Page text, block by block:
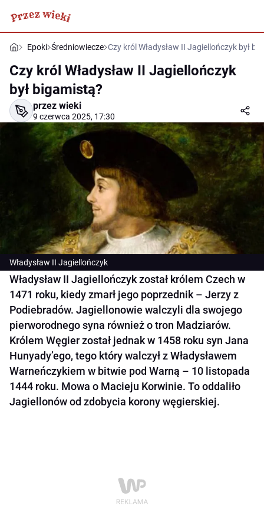
Epoki Średniowiecze Czy król Władysław II Jagiellończyk był
Czy król Władysław II Jagiellończyk
był bigamistą?
przez wieki
9 czerwca 2025, 17:30
Władysław II Jagiellończyk
Władysław II Jagiellończyk został królem Czech w
1471 roku, kiedy zmarł jego poprzednik – Jerzy z
Podiebradów. Jagiellonowie walczyli dla swojego
pierworodnego syna również o tron Madziarów.
Królem Węgier został jednak w 1458 roku syn Jana
Hunyady’ego, tego który walczył z Władysławem
Warneńczykiem w bitwie pod Warną – 10 listopada
1444 roku. Mowa o Macieju Korwinie. To oddaliło
Jagiellonów od zdobycia korony węgierskiej.